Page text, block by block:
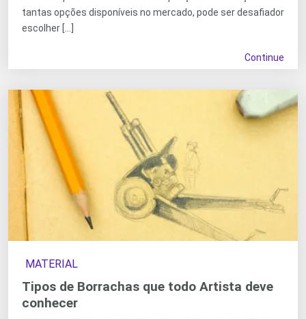
tantas opções disponíveis no mercado, pode ser desafiador
escolher […]
Continue
MATERIAL
Tipos de Borrachas que todo Artista deve
conhecer